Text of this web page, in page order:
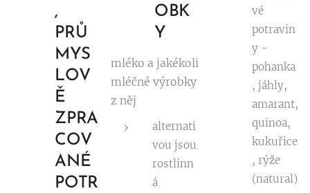
,
PRŮ
MYS
LOV
Ě
ZPRA
COV
ANÉ
POTR
OBK
Y
mléko a jakékoli
mléčné výrobky
z něj
alternati
vou jsou
rostlinn
á
vé
potravin
y -
pohanka
, jáhly,
amarant,
quinoa,
kukuřice
, rýže
(natural)